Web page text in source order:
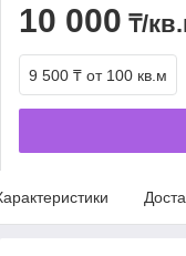
10 000 ₸/
9 500 ₸ от 100 кв.м